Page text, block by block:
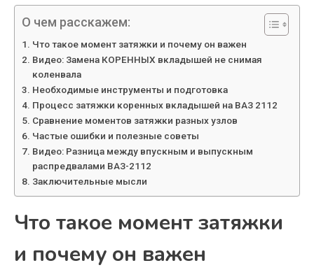
О чем расскажем:
Что такое момент затяжки и почему он важен
Видео: Замена КОРЕННЫХ вкладышей не снимая
коленвала
Необходимые инструменты и подготовка
Процесс затяжки коренных вкладышей на ВАЗ 2112
Сравнение моментов затяжки разных узлов
Частые ошибки и полезные советы
Видео: Разница между впускным и выпускным
распредвалами ВАЗ-2112
Заключительные мысли
Что такое момент затяжки
и почему он важен